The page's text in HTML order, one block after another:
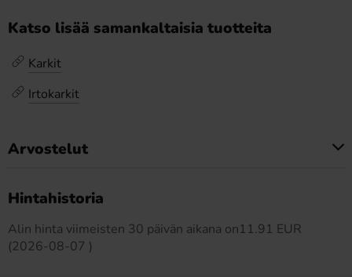
Katso lisää samankaltaisia tuotteita
Karkit
Irtokarkit
Arvostelut
Hintahistoria
Alin hinta viimeisten 30 päivän aikana on11.91 EUR
(2026-08-07 )